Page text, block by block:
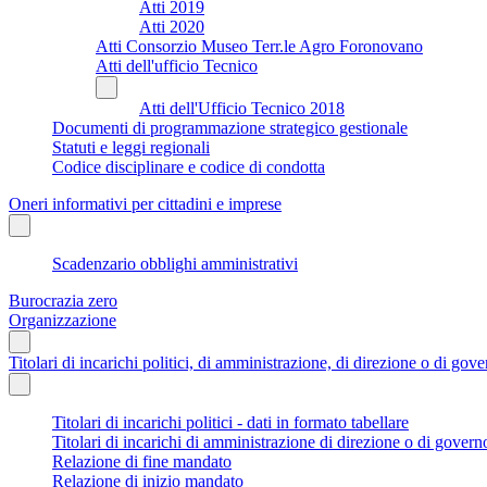
Atti 2019
Atti 2020
Atti Consorzio Museo Terr.le Agro Foronovano
Atti dell'ufficio Tecnico
Atti dell'Ufficio Tecnico 2018
Documenti di programmazione strategico gestionale
Statuti e leggi regionali
Codice disciplinare e codice di condotta
Oneri informativi per cittadini e imprese
Scadenzario obblighi amministrativi
Burocrazia zero
Organizzazione
Titolari di incarichi politici, di amministrazione, di direzione o di
Titolari di incarichi politici - dati in formato tabellare
Titolari di incarichi di amministrazione di direzione o di
Relazione di fine mandato
Relazione di inizio mandato